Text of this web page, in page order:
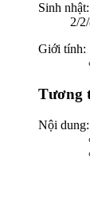
Sinh nhật:
2/
Giới tính:
Tương
Nội dung: